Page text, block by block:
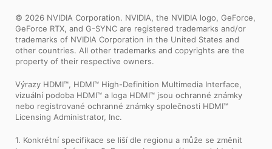
© 2026 NVIDIA Corporation. NVIDIA, the NVIDIA logo, GeForce,
GeForce RTX, and G-SYNC are registered trademarks and/or
trademarks of NVIDIA Corporation in the United States and
other countries. All other trademarks and copyrights are the
property of their respective owners.
Výrazy HDMI™, HDMI™ High-Definition Multimedia Interface,
vizuální podoba HDMI™ a loga HDMI™ jsou ochranné známky
nebo registrované ochranné známky společnosti HDMI™
Licensing Administrator, Inc.
1. Konkrétní specifikace se liší dle regionu a může se změnit